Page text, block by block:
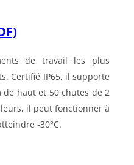
de travail les plus
Certifié IP65, il supporte
de haut et 50 chutes de 2
il peut fonctionner à
-30°C.